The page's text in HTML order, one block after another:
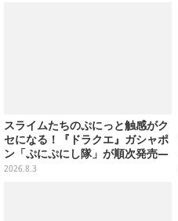
スライムたちのぷにっと触感がク
セになる！『ドラクエ』ガシャポ
ン「ぷにぷにし隊」が順次発売―
全4種ではぐれメタルは固め
2026.8.3